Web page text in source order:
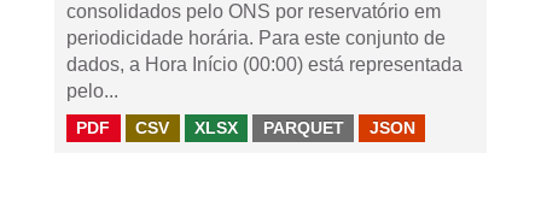
consolidados pelo ONS por reservatório em
periodicidade horária. Para este conjunto de
dados, a Hora Início (00:00) está representada
pelo...
PDF CSV XLSX PARQUET JSON